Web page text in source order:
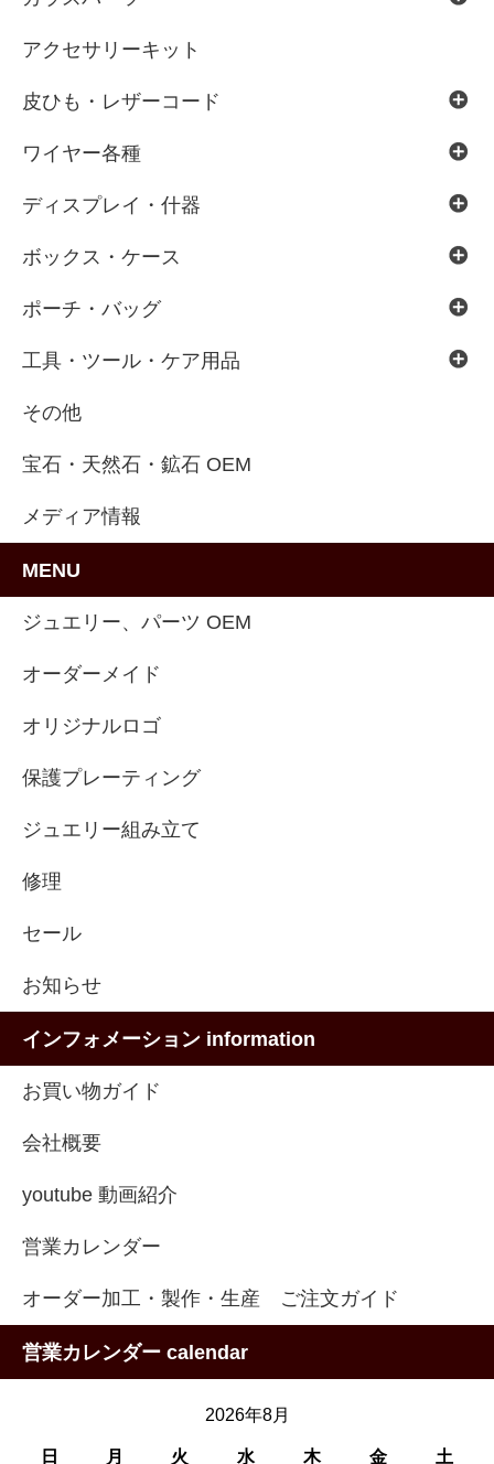
アクセサリーキット
皮ひも・レザーコード
ワイヤー各種
ディスプレイ・什器
ボックス・ケース
ポーチ・バッグ
工具・ツール・ケア用品
その他
宝石・天然石・鉱石 OEM
メディア情報
MENU
ジュエリー、パーツ OEM
オーダーメイド
オリジナルロゴ
保護プレーティング
ジュエリー組み立て
修理
セール
お知らせ
インフォメーション information
お買い物ガイド
会社概要
youtube 動画紹介
営業カレンダー
オーダー加工・製作・生産 ご注文ガイド
営業カレンダー calendar
2026年8月
日 月 火 水 木 金 土